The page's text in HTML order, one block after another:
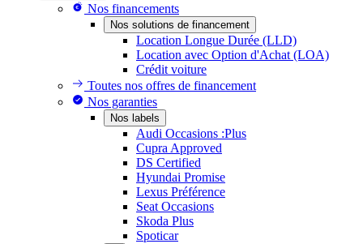
Nos financements
Nos solutions de financement
Location Longue Durée (LLD)
Location avec Option d'Achat (LOA)
Crédit voiture
Toutes nos offres de financement
Nos garanties
Nos labels
Audi Occasions :Plus
Cupra Approved
DS Certified
Hyundai Promise
Lexus Préférence
Seat Occasions
Skoda Plus
Spoticar